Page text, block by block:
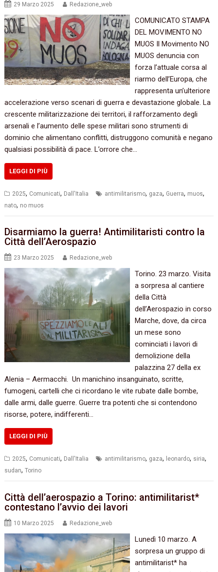
29 Marzo 2025 Redazione_web
COMUNICATO STAMPA
DEL MOVIMENTO NO
MUOS Il Movimento NO
MUOS denuncia con
forza l’attuale corsa al
riarmo dell’Europa, che
rappresenta un’ulteriore
accelerazione verso scenari di guerra e devastazione globale. La
crescente militarizzazione dei territori, il rafforzamento degli
arsenali e l’aumento delle spese militari sono strumenti di
dominio che alimentano conflitti, distruggono comunità e negano
qualsiasi possibilità di pace. L’orrore che…
LEGGI DI PIÙ
2025, Comunicati, Dall'Italia antimilitarismo, gaza, Guerra, muos,
nato, no muos
Disarmiamo la guerra! Antimilitaristi contro la
Città dell’Aerospazio
23 Marzo 2025 Redazione_web
Torino. 23 marzo. Visita
a sorpresa al cantiere
della Città
dell’Aerospazio in corso
Marche, dove, da circa
un mese sono
cominciati i lavori di
demolizione della
palazzina 27 della ex
Alenia – Aermacchi. Un manichino insanguinato, scritte,
fumogeni, cartelli che ci ricordano le vite rubate dalle bombe,
dalle armi, dalle guerre. Guerre tra potenti che si contendono
risorse, potere, indifferenti…
LEGGI DI PIÙ
2025, Comunicati, Dall'Italia antimilitarismo, gaza, leonardo, siria,
sudan,Torino
Città dell’aerospazio a Torino: antimilitarist*
contestano l’avvio dei lavori
10 Marzo 2025 Redazione_web
Lunedì 10 marzo. A
sorpresa un gruppo di
antimilitarist* ha